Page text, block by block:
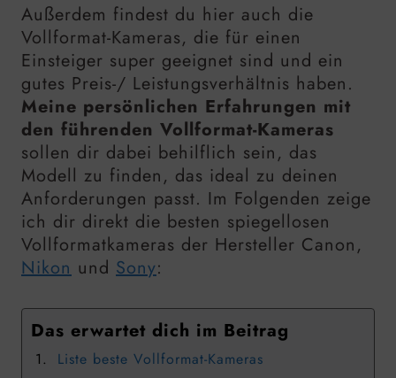
Außerdem findest du hier auch die
Vollformat-Kameras, die für einen
Einsteiger super geeignet sind und ein
gutes Preis-/ Leistungsverhältnis haben.
Meine persönlichen Erfahrungen mit
den führenden Vollformat-Kameras
sollen dir dabei behilflich sein, das
Modell zu finden, das ideal zu deinen
Anforderungen passt. Im Folgenden zeige
ich dir direkt die besten spiegellosen
Vollformatkameras der Hersteller Canon,
Nikon und Sony:
Das erwartet dich im Beitrag
Liste beste Vollformat-Kameras